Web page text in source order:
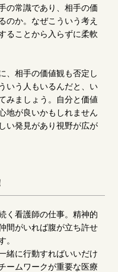
の常識であり、相手の価
のか。なぜこういう考え
ることから入らずに柔軟
、相手の価値観も否定し
いう人もいるんだと、い
みましょう。自分と価値
地が良いかもしれません
い発見があり視野が広が
く看護師の仕事。精神的
間がいれば腹が立ち許せ
。
緒に行動すればいいだけ
ームワークが重要な医療